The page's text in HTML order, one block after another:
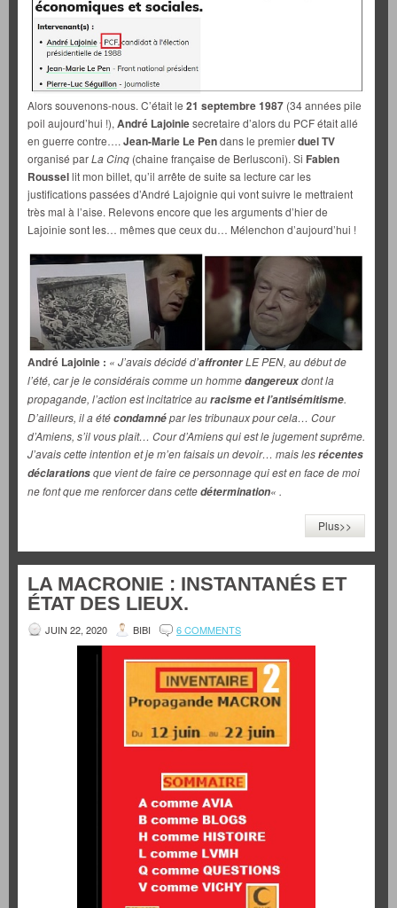
Alors souvenons-nous. C’était le 21 septembre 1987 (34 années pile
poil aujourd’hui !), André Lajoiniesecretaire d’alors du PCF était allé
en guerre contre…. Jean-Marie Le Pendans le premierduel TV
organisé parLa Cinq (chaine française de Berlusconi). Si Fabien
Roussellit mon billet, qu’il arrête de suite sa lecture car les
justifications passées d’André Lajoignie qui vont suivre le mettraient
très mal à l’aise. Relevons encore que les arguments d’hier de
Lajoinie sont les… mêmes que ceux du… Mélenchon d’aujourd’hui !
André Lajoinie : « J’avais décidé d’affronterLE PEN, au début de
l’été, car je le considérais comme un hommedangereuxdont la
propagande, l’action est incitatrice auracisme et l’antisémitisme.
D’ailleurs, il a étécondamnépar les tribunaux pour cela… Cour
d’Amiens, s’il vous plaît… Cour d’Amiens qui est le jugement suprême.
J’avais cette intention et je m’en faisais un devoir… mais lesrécentes
déclarationsque vient de faire ce personnage qui est en face de moi
ne font que me renforcer dans cettedétermination« .
Plus>>
LA MACRONIE : INSTANTANÉS ET
ÉTAT DES LIEUX.
JUIN 22, 2020 BIBI 6 COMMENTS